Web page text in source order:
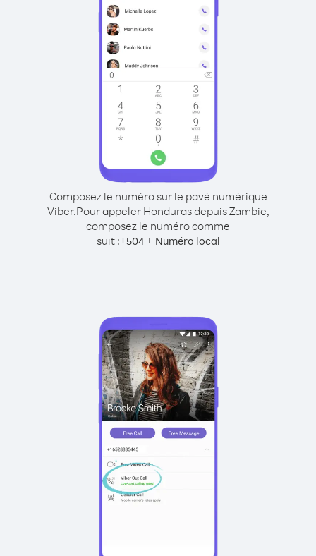
Composez le numéro sur le pavé numérique
Viber.Pour appeler Honduras depuis Zambie,
composez le numéro comme
suit :+504+ Numéro local